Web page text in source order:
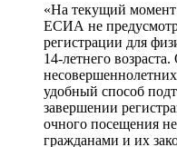
«На текущий
ЕСИА не
регистрации для
14-летнего
удобный способ
завершении
очного посещения
гражданами и их